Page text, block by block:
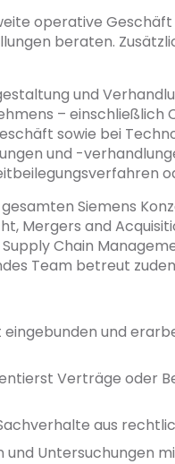
operative
beraten.
und
–
sowie bei
und -
Siemens
Mergers and
Chain
Team betreut
und
Verträge oder
aus
Untersuchungen